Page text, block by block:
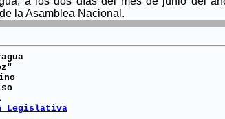
la Asamblea Nacional.
Legislativa